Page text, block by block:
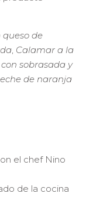
queso de
Calamar a la
sobrasada y
de naranja
el chef Nino
de la cocina